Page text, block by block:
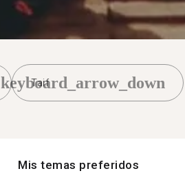
Taif
keyboard_arrow_down
Mis temas preferidos